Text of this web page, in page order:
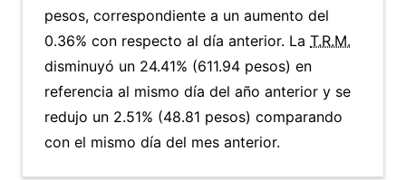
pesos, correspondiente a un aumento del
0.36% con respecto al día anterior. La T.R.M.
disminuyó un 24.41% (611.94 pesos) en
referencia al mismo día del año anterior y se
redujo un 2.51% (48.81 pesos) comparando
con el mismo día del mes anterior.